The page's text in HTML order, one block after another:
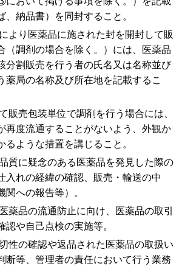
、納品書）を同封すること。
より医薬品に施された封を開封して販
（調剤の場合を除く。）には、医薬品
分割販売を行う者の氏名又は名称並び
薬局の名称及び所在地を記載するこ
販売包装単位で調剤を行う場合には、
再度流通することがないよう、外観か
るような措置を講じること。
質に疑念のある医薬品を発見した際の
入れの経緯の確認、販売・輸送の中
関への報告等）。
薬品の流通防止に向け、医薬品の取引
認や自己点検の実施等。
性の確認や返品された医薬品の取扱い
断等、管理者の責任において行う業務